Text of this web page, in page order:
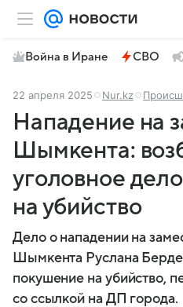
Война в Иране СВО
22 апреля 2025 Nur.kz
Нападение на
Шымкента:
уголовное
на убийство
Дело о нападении на
Шымкента Руслана
покушение на убийство,
со ссылкой на ДП города.